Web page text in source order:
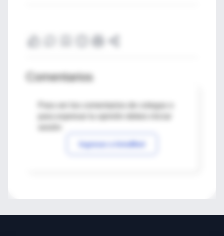
Comentarios
Para ver los comentarios de colegas o
Ingresar a IntraMed